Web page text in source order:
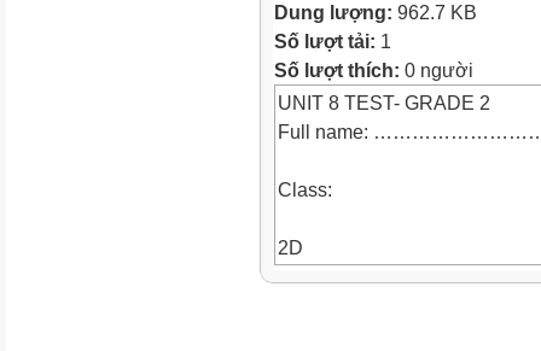
Dung lượng: 962.7 KB
Số lượt tải: 1
Số lượt thích: 0 người
UNIT 8 TEST- GRADE 2
Full name:
Class:
2D